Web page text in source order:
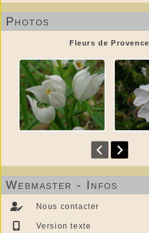
Photos
Fleurs de Provence
Webmaster - Infos
Nous contacter
Version texte